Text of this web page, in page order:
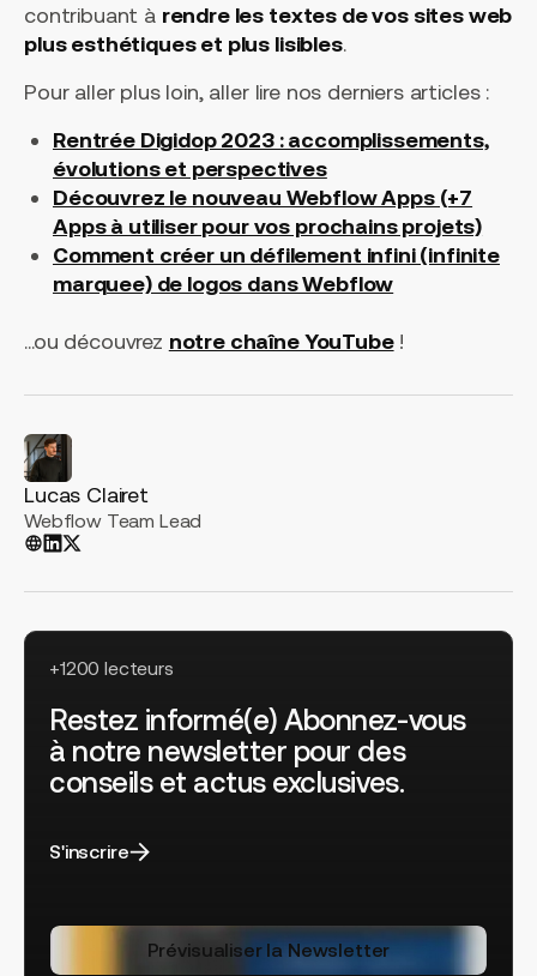
contribuant à rendre les textes de vos sites web
plus esthétiques et plus lisibles.
Pour aller plus loin, aller lire nos derniers articles :
Rentrée Digidop 2023 : accomplissements,
évolutions et perspectives
Découvrez le nouveau Webflow Apps (+7
Apps à utiliser pour vos prochains projets)
Comment créer un défilement infini (infinite
marquee) de logos dans Webflow
…ou découvrez notre chaîne YouTube!
Lucas Clairet
Webflow Team Lead
+1200 lecteurs
Restez informé(e) Abonnez-vous
à notre newsletter pour des
conseils et actus exclusives.
S'inscrire
Prévisualiser la Newsletter